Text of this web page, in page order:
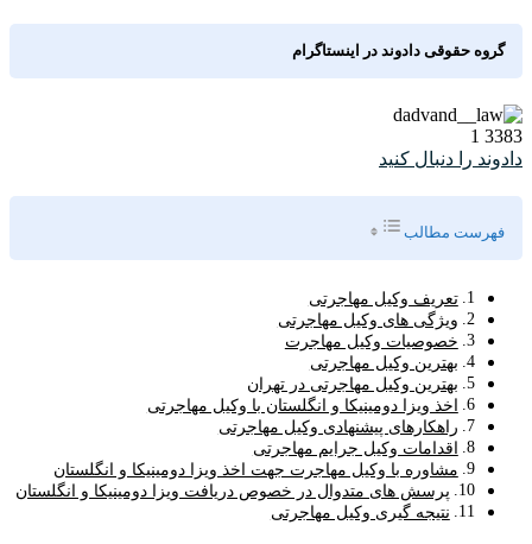
گروه حقوقی دادوند در اینستاگرام
3383
1
دادوند را دنبال کنید
فهرست مطالب
Toggle Table of Content
تعریف وکیل مهاجرتی
ویژگی های وکیل مهاجرتی
خصوصیات وکیل مهاجرت
بهترین وکیل مهاجرتی
بهترین وکیل مهاجرتی در تهران
اخذ ویزا دومینیکا و انگلستان با وکیل مهاجرتی
راهکارهای پیشنهادی وکیل مهاجرتی
اقدامات وکیل جرایم مهاجرتی
مشاوره با وکیل مهاجرت جهت اخذ ویزا دومینیکا و انگلستان
پرسش های متدوال در خصوص دریافت ویزا دومینیکا و انگلستان
نتیجه گیری وکیل مهاجرتی